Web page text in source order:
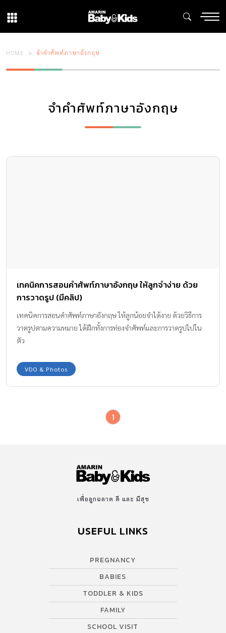
HOME จำคำศัพท์ภาษาอังกฤษ
จำคำศัพท์ภาษาอังกฤษ
เทคนิคการสอนคำศัพท์ภาษาอังกฤษ ให้ลูกจำง่าย ด้วย
การวาดรูป (มีคลิป)
เทคนิคการสอนคำศัพท์ภาษาอังกฤษ ให้ลูกน้อยจำได้งาย ด้วยวิธีการ
วาดรูปตามความหมาย ได้ฝึกทั้งการท่องจำศัพท์และการวาดรูปไปใน
ตัว
VDO & Photos
1
เพื่อลูกฉลาด ดี และ มีสุข
USEFUL LINKS
PREGNANCY
BABIES
TODDLER & KIDS
FAMILY
SCHOOL VISIT